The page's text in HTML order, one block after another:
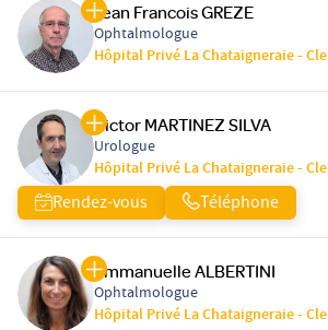
Jean Francois GREZE
Ophtalmologue
Hôpital Privé La Chataigneraie -
Victor MARTINEZ SILVA
Urologue
Hôpital Privé La Chataigneraie -
Rendez-vous Téléphone
Emmanuelle ALBERTINI
Ophtalmologue
Hôpital Privé La Chataigneraie -